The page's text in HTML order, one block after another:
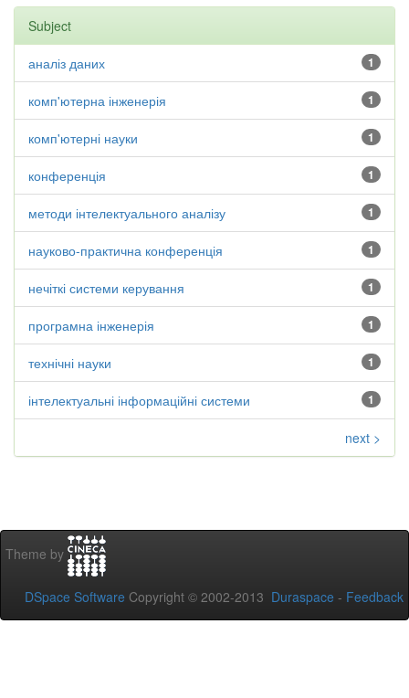
Subject
1
аналіз даних
1
комп'ютерна інженерія
1
комп'ютерні науки
1
конференція
1
методи інтелектуального аналізу
1
науково-практична конференція
1
нечіткі системи керування
1
програмна інженерія
1
технічні науки
1
інтелектуальні інформаційні системи
next >
Theme by
DSpace Software Copyright © 2002-2013 Duraspace - Feedback